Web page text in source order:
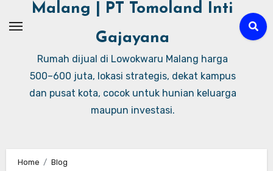
Malang | PT Tomoland Inti
Gajayana
Rumah dijual di Lowokwaru Malang harga
500–600 juta, lokasi strategis, dekat kampus
dan pusat kota, cocok untuk hunian keluarga
maupun investasi.
Home
Blog